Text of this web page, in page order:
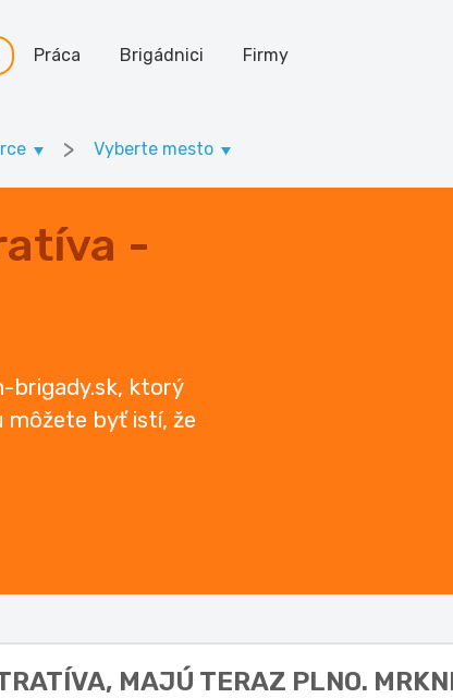
Práca Brigádnici Firmy
> Vyberte mesto
-
brigady.sk, ktorý
môžete byť istí, že
MAJÚ TERAZ PLNO.